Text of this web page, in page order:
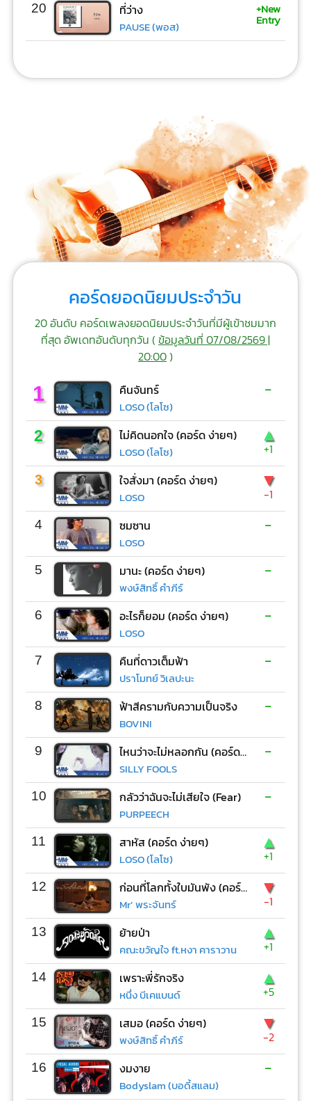
20 ที่ว่าง
PAUSE (พอส)
+New
Entry
คอร์ดยอดนิยมประจำวัน
20 อันดับ คอร์ดเพลงยอดนิยมประจำวันที่มีผู้เข้าชมมาก
ที่สุด อัพเดทอันดับทุกวัน (ข้อมูลวันที่ 07/08/2569 |
20:00)
1 คืนจันทร์
LOSO (โลโซ)
-
2 ไม่คิดนอกใจ (คอร์ด ง่ายๆ)
LOSO (โลโซ)
▲
+1
3 ใจสั่งมา (คอร์ด ง่ายๆ)
LOSO
▼
-1
4 ซมซาน
LOSO
-
5 มานะ (คอร์ด ง่ายๆ)
พงษ์สิทธิ์ คำภีร์
-
6 อะไรก็ยอม (คอร์ด ง่ายๆ)
LOSO
-
7 คืนที่ดาวเต็มฟ้า
ปราโมทย์ วิเลปะนะ
-
8 ฟ้าสีครามกับความเป็นจริง
BOVINI
-
9 ไหนว่าจะไม่หลอกกัน (คอร์ด ง่ายๆ)
SILLY FOOLS
-
10 กลัวว่าฉันจะไม่เสียใจ (Fear)
PURPEECH
-
11 สาหัส (คอร์ด ง่ายๆ)
LOSO (โลโซ)
▲
+1
12 ก่อนที่โลกทั้งใบมันพัง (คอร์ด ง่ายๆ)
Mr’ พระจันทร์
▼
-1
13 ย้ายป่า
คณะขวัญใจ ft.หงา คาราวาน
▲
+1
14 เพราะพี่รักจริง
หนึ่ง บีเคแบนด์
▲
+5
15 เสมอ (คอร์ด ง่ายๆ)
พงษ์สิทธิ์ คำภีร์
▼
-2
16 งมงาย
Bodyslam (บอดี้สแลม)
-